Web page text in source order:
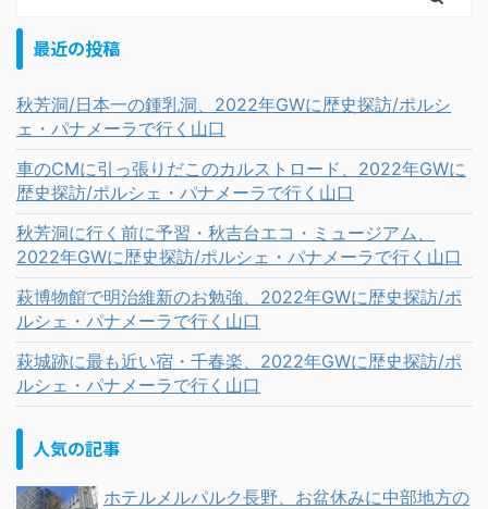
最近の投稿
秋芳洞/日本一の鍾乳洞、2022年GWに歴史探訪/ポルシ
ェ・パナメーラで行く山口
車のCMに引っ張りだこのカルストロード、2022年GWに
歴史探訪/ポルシェ・パナメーラで行く山口
秋芳洞に行く前に予習・秋吉台エコ・ミュージアム、
2022年GWに歴史探訪/ポルシェ・パナメーラで行く山口
萩博物館で明治維新のお勉強、2022年GWに歴史探訪/ポ
ルシェ・パナメーラで行く山口
萩城跡に最も近い宿・千春楽、2022年GWに歴史探訪/ポ
ルシェ・パナメーラで行く山口
人気の記事
ホテルメルパルク長野、お盆休みに中部地方の